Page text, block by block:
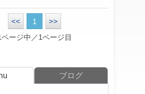
<< 1
>>
ページ中／1ページ目
ブログ